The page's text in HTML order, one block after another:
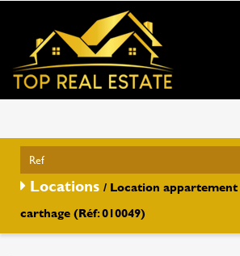
Locations / Location appartement
carthage (Réf: 010049)